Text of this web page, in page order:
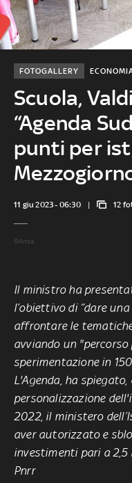
Scuola,
“Agenda
punti per
FOTOGALLERY
11 giu 2023 - 06:30 12
©Ansa
Il ministro ha
l’obiettivo di “dare
affrontare le
avviando un
sperimentazione in
L'Agenda, ha
personalizzazione
2022, il ministero
aver autorizzato e
investimenti pari a
Pnrr